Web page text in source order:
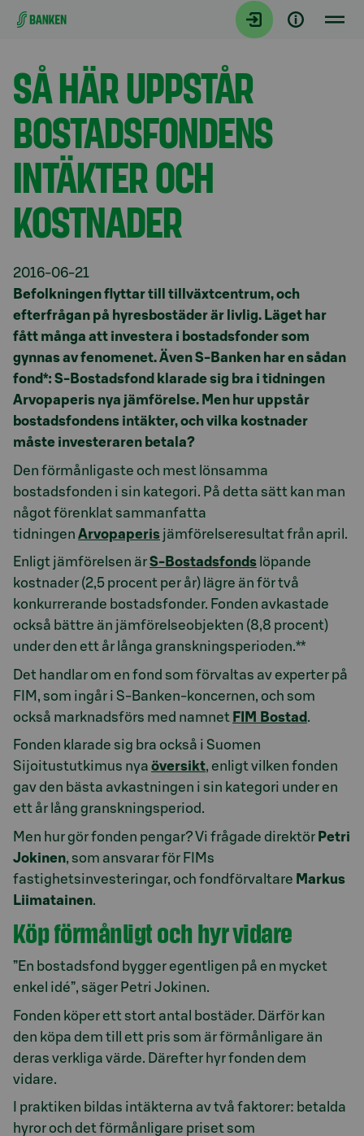
Gå direkt till innehållet
Aktuellt
SÅ HÄR UPPSTÅR
BOSTADSFONDENS
INTÄKTER OCH
KOSTNADER
2016-06-21
Befolkningen flyttar till tillväxtcentrum, och
efterfrågan på hyresbostäder är livlig. Läget har
fått många att investera i bostadsfonder som
gynnas av fenomenet. Även S-Banken har en sådan
fond*: S-Bostadsfond klarade sig bra i tidningen
Arvopaperis nya jämförelse. Men hur uppstår
bostadsfondens intäkter, och vilka kostnader
måste investeraren betala?
Den förmånligaste och mest lönsamma
bostadsfonden i sin kategori. På detta sätt kan man
något förenklat sammanfatta
tidningen Arvopaperis jämförelseresultat från april.
Enligt jämförelsen ärS-Bostadsfonds löpande
kostnader (2,5 procent per år) lägre än för två
konkurrerande bostadsfonder. Fonden avkastade
också bättre än jämförelseobjekten (8,8 procent)
under den ett år långa granskningsperioden.**
Det handlar om en fond som förvaltas av experter på
FIM, som ingår i S-Banken-koncernen, och som
också marknadsförs med namnet FIM Bostad .
Fonden klarade sig bra också i Suomen
Sijoitustutkimus nya översikt, enligt vilken fonden
gav den bästa avkastningen i sin kategori under en
ett år lång granskningsperiod.
Men hur gör fonden pengar? Vi frågade direktör Petri
Jokinen, som ansvarar för FIMs
fastighetsinvesteringar, och fondförvaltare Markus
Liimatainen.
Köp förmånligt och hyr vidare
”En bostadsfond bygger egentligen på en mycket
enkel idé”, säger Petri Jokinen.
Fonden köper ett stort antal bostäder. Därför kan
den köpa dem till ett pris som är förmånligare än
deras verkliga värde. Därefter hyr fonden dem
vidare.
I praktiken bildas intäkterna av två faktorer: betalda
hyror och det förmånligare priset som